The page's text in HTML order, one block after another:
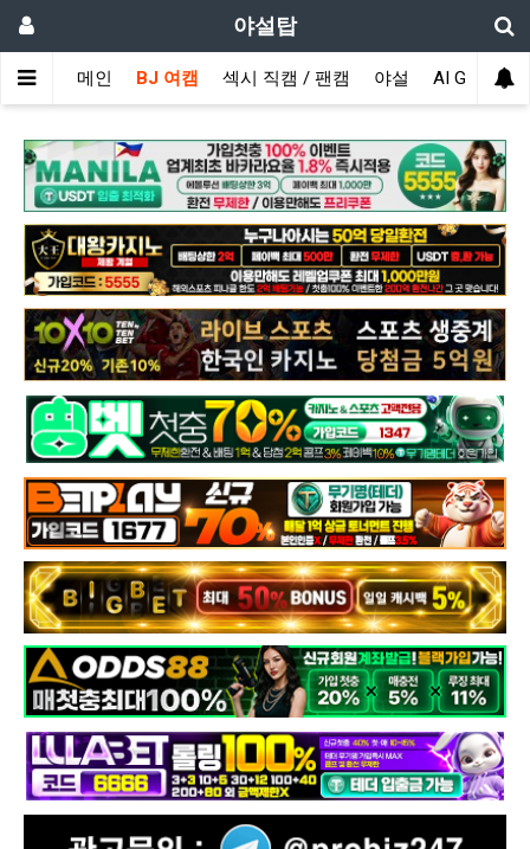
야설탑
메인 BJ 여캠 섹시 직캠 / 팬캠 야설 AI GIRL